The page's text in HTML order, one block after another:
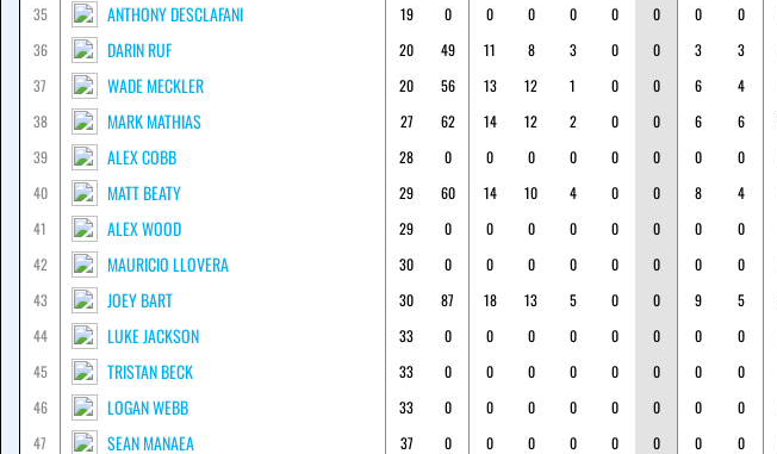
35
ANTHONY DESCLAFANI 19 0 0 0 0 0 0 0 0
36
DARIN RUF 20 49 11 8 3 0 0 3 3
37
WADE MECKLER 20 56 13 12 1 0 0 6 4
38
MARK MATHIAS 27 62 14 12 2 0 0 6 6
39
ALEX COBB 28 0 0 0 0 0 0 0 0
40
MATT BEATY 29 60 14 10 4 0 0 8 4
41
ALEX WOOD 29 0 0 0 0 0 0 0 0
42
MAURICIO LLOVERA 30 0 0 0 0 0 0 0 0
43
JOEY BART 30 87 18 13 5 0 0 9 5
44
LUKE JACKSON 33 0 0 0 0 0 0 0 0
45
TRISTAN BECK 33 0 0 0 0 0 0 0 0
46
LOGAN WEBB 33 0 0 0 0 0 0 0 0
47
SEAN MANAEA 37 0 0 0 0 0 0 0 0